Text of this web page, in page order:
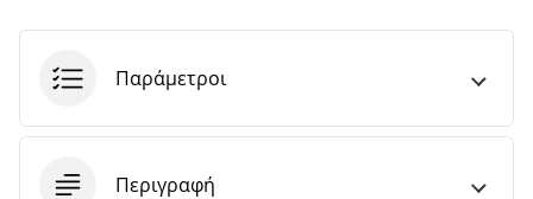
άρθρων Παράμετροι
Περιγραφή